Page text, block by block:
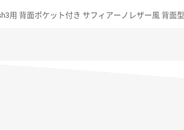
用 背面ポケット付き サフィアーノレザー風 背面